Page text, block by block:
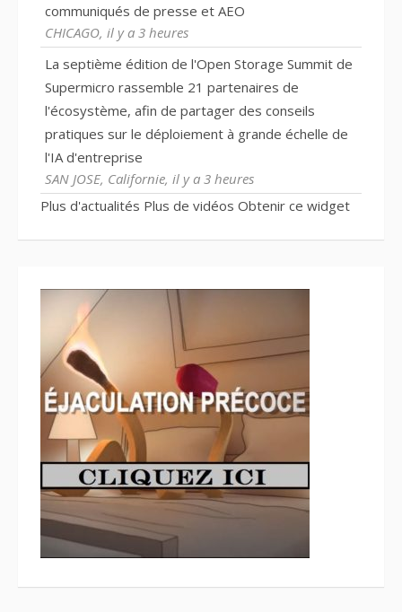
communiqués de presse et AEO
CHICAGO, il y a 3 heures
La septième édition de l'Open Storage Summit de
Supermicro rassemble 21 partenaires de
l'écosystème, afin de partager des conseils
pratiques sur le déploiement à grande échelle de
l'IA d'entreprise
SAN JOSE, Californie, il y a 3 heures
Plus d'actualités Plus de vidéos Obtenir ce widget